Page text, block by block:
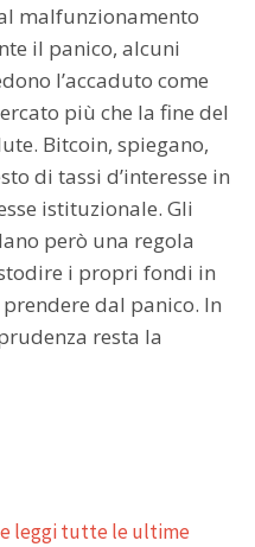
malfunzionamento
il panico, alcuni
l’accaduto come
più che la fine del
Bitcoin, spiegano,
di tassi d’interesse in
istituzionale. Gli
però una regola
i propri fondi in
dal panico. In
resta la
e leggi tutte le ultime